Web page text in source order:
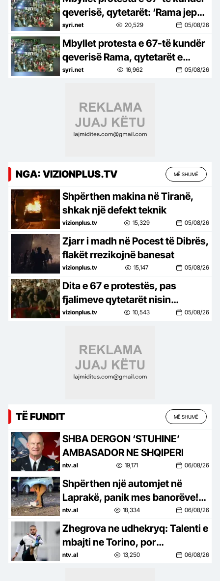
qeverisë, qytetarët: ‘Rama jep
dorëheqjen’
syri.net 20,529 05/08/26
Mbyllet protesta e 67-të kundër
qeverisë Rama, qytetarët e
mbyllin me thirrjet: ‘Rama jep
syri.net 16,962 05/08/26
NGA: VIZIONPLUS.TV MË SHUMË
Shpërthen makina në Tiranë,
shkak një defekt teknik
vizionplus.tv 15,329 05/08/26
Zjarr i madh në Pocest të Dibrës,
flakët rrezikojnë banesat
vizionplus.tv 15,147 05/08/26
Dita e 67 e protestës, pas
fjalimeve qytetarët nisin
marshimin
vizionplus.tv 10,543 05/08/26
TË FUNDIT MË SHUMË
SHBA DERGON ‘STUHINE’
AMBASADOR NE SHQIPERI
ntv.al 19,171 06/08/26
Shpërthen një automjet në
Laprakë, panik mes banorëve!
Dyshohet se zjarri u shkaktua
nga…
ntv.al 18,334 06/08/26
Zhegrova ne udhekryq: Talenti e
mbajti ne Torino, por
vazhdimesia do vendose fatin e
ntv.al 13,250 06/08/26